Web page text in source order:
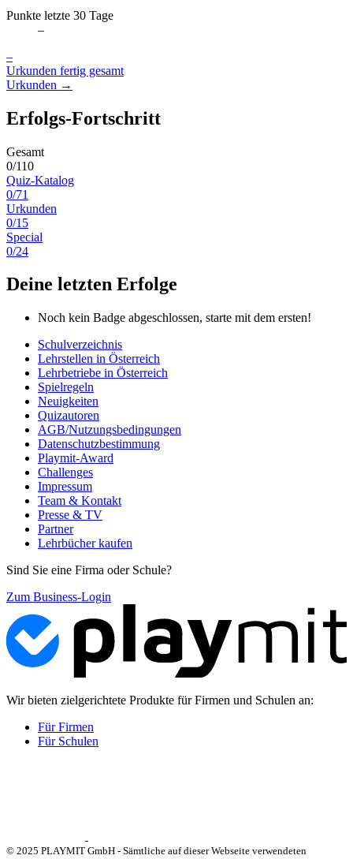
Punkte letzte 30 Tage
–
–
Urkunden fertig gesamt
Urkunden →
Erfolgs-Fortschritt
Gesamt
0/110
Quiz-Katalog
0/71
Urkunden
0/15
Special
0/24
Deine letzten Erfolge
Noch kein Badge abgeschlossen, starte mit dem ersten!
Schulverzeichnis
Lehrstellen in Österreich
Lehrbetriebe in Österreich
Spielregeln
Neuigkeiten
Quizautoren
AGB/Nutzungsbedingungen
Datenschutzbestimmung
Playmit-Award
Challenges
Impressum
Team & Kontakt
Presse & TV
Partner
Lehrbücher kaufen
Sind Sie eine Firma oder Schule?
Zum Business-Login
Wir bieten zielgerichtete Produkte für Firmen und Schulen an:
Für Firmen
Für Schulen
© 2025 PLAYMIT GmbH - Sämtliche auf dieser Webseite verwendeten